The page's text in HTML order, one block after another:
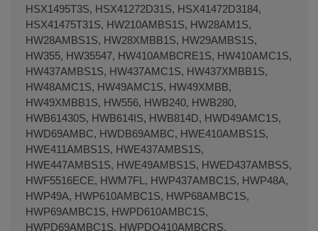
HSX1495T3S, HSX41272D31S, HSX41472D3184,
HSX41475T31S, HW210AMBS1S, HW28AM1S,
HW28AMBS1S, HW28XMBB1S, HW29AMBS1S,
HW355, HW35547, HW410AMBCRE1S, HW410AMC1S,
HW437AMBS1S, HW437AMC1S, HW437XMBB1S,
HW48AMC1S, HW49AMC1S, HW49XMBB,
HW49XMBB1S, HW556, HWB240, HWB280,
HWB61430S, HWB614IS, HWB814D, HWD49AMC1S,
HWD69AMBC, HWDB69AMBC, HWE410AMBS1S,
HWE411AMBS1S, HWE437AMBS1S,
HWE447AMBS1S, HWE49AMBS1S, HWED437AMBSS,
HWF5516ECE, HWM7FL, HWP437AMBC1S, HWP48A,
HWP49A, HWP610AMBC1S, HWP68AMBC1S,
HWP69AMBC1S, HWPD610AMBC1S,
HWPD69AMBC1S, HWPDQ410AMBCRS,